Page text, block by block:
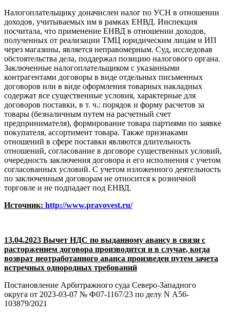
Налогоплательщику доначислен налог по УСН в отношении
доходов, учитываемых им в рамках ЕНВД. Инспекция
посчитала, что применение ЕНВД в отношении доходов,
полученных от реализации ТМЦ юридическим лицам и ИП
через магазины, является неправомерным. Суд, исследовав
обстоятельства дела, поддержал позицию налогового органа.
Заключенные налогоплательщиком с указанными
контрагентами договоры в виде отдельных письменных
договоров или в виде оформления товарных накладных
содержат все существенные условия, характерные для
договоров поставки, в т. ч.: порядок и форму расчетов за
товары (безналичным путем на расчетный счет
предпринимателя), формирование товара партиями по заявке
покупателя, ассортимент товара. Также признаками
отношений в сфере поставки являются длительность
отношений, согласование в договоре существенных условий,
очередность заключения договора и его исполнения с учетом
согласованных условий. С учетом изложенного деятельность
по заключенным договорам не относится к розничной
торговле и не подпадает под ЕНВД.
Источник: http://www.pravovest.ru/
13.04.2023 Вычет НДС по выданному авансу в связи с
расторжением договора производится и в случае, когда
возврат неотработанного аванса произведен путем зачета
встречных однородных требований
Постановление Арбитражного суда Северо-Западного
округа от 2023-03-07 № Ф07-1167/23 по делу N А56-
103879/2021